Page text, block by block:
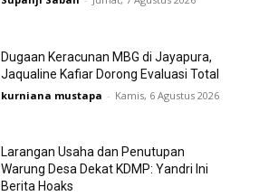
Dugaan Keracunan MBG di Jayapura,
Jaqualine Kafiar Dorong Evaluasi Total
kurniana mustapa - Kamis, 6 Agustus 2026
Larangan Usaha dan Penutupan
Warung Desa Dekat KDMP: Yandri Ini
Berita Hoaks